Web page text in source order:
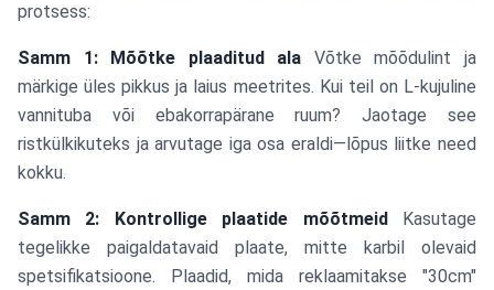
protsess:
Samm 1: Mõõtke plaaditud ala Võtke mõõdulint ja
märkige üles pikkus ja laius meetrites. Kui teil on L-kujuline
vannituba või ebakorrapärane ruum? Jaotage see
ristkülkikuteks ja arvutage iga osa eraldi—lõpus liitke need
kokku.
Samm 2: Kontrollige plaatide mõõtmeidKasutage
tegelikke paigaldatavaid plaate, mitte karbil olevaid
spetsifikatsioone. Plaadid, mida reklaamitakse "30cm"